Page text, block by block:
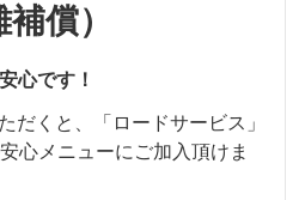
償）
心です！
だくと、「ロードサービス」
心メニューにご加入頂けま